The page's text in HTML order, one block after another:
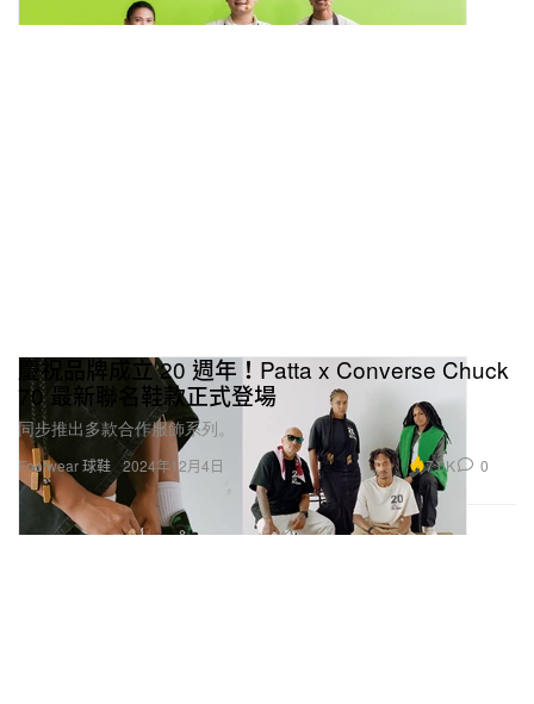
Footwear 球鞋
慶祝品牌成立 20 週年！Patta x Converse Chuck
70 最新聯名鞋款正式登場
同步推出多款合作服飾系列。
2024年12月4日 7.0K 0